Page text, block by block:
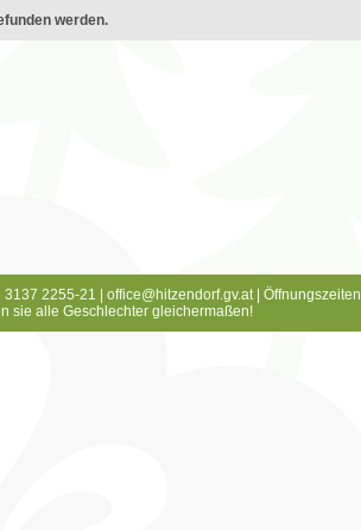
werden.
2255-21 | office@hitzendorf.gv.at| Öffnungszeiten
sie alle Geschlechter gleichermaßen!